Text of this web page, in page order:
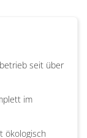
seit über
im
ökologisch